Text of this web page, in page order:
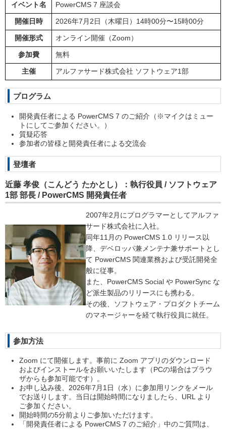
イベント名 PowerCMS 7 座談会
開催日時 2026年7月2日（木曜日）14時00分〜15時00分
開催形式 オンライン開催（Zoom）
参加費 無料
主催 アルファサード株式会社 ソフトウェア1部
プログラム
開発責任者による PowerCMS 7 のご紹介（※マイクはミュー
トにしてご参加ください。）
質疑応答
参加者の皆様と開発責任者による交流会
登壇者
近藤 孝俊（こんどう たかとし）：執行役員 / ソフトウェア
1部 部長 / PowerCMS 開発責任者
2007年2月にプログラマーとしてアルファ
サード株式会社に入社。
同年11月の PowerCMS 1.0 リリース以
降、デベロッパ兼メンテナ兼サポートとし
て PowerCMS 関連業務および受託開発全
般に従事。
また、PowerCMS Social や PowerSync な
ど派生製品のリリースにも携わる。
その後、ソフトウェア・プロダクトチーム
のマネージャーを経て執行役員に就任。
参加方法
Zoom にて開催します。事前に Zoom アプリのダウンロード
およびインストールをお願いいたします（PCの場合はブラウ
ザからも参加可能です）。
お申し込み後、2026年7月1日（水）に参加用リンクをメール
でお送りします。当日は開始時間になりましたら、URL より
ご参加ください。
開始時間の5分前よりご参加いただけます。
「開発責任者による PowerCMS 7 のご紹介」中のご質問は、